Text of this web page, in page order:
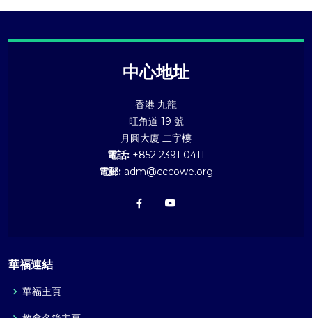
中心地址
香港 九龍
旺角道 19 號
月圓大廈 二字樓
電話: +852 2391 0411
電郵: adm@cccowe.org
華福連結
華福主頁